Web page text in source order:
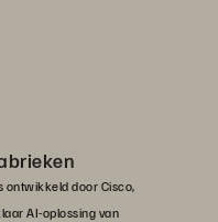
ontwikkeld door Cisco,
AI-oplossing van